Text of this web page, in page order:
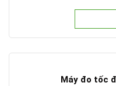
Máy đo tốc